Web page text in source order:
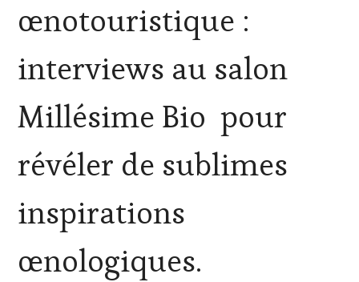
TASTING
VOUCHER,
CÔTES-
DE-
DOMAINE
VITICOLE,
VIN
TOURISME,
LES
CLÉS
VIN
ET
œnotouristique :
interviews au salon
Millésime Bio pour
révéler de sublimes
inspirations
œnologiques.